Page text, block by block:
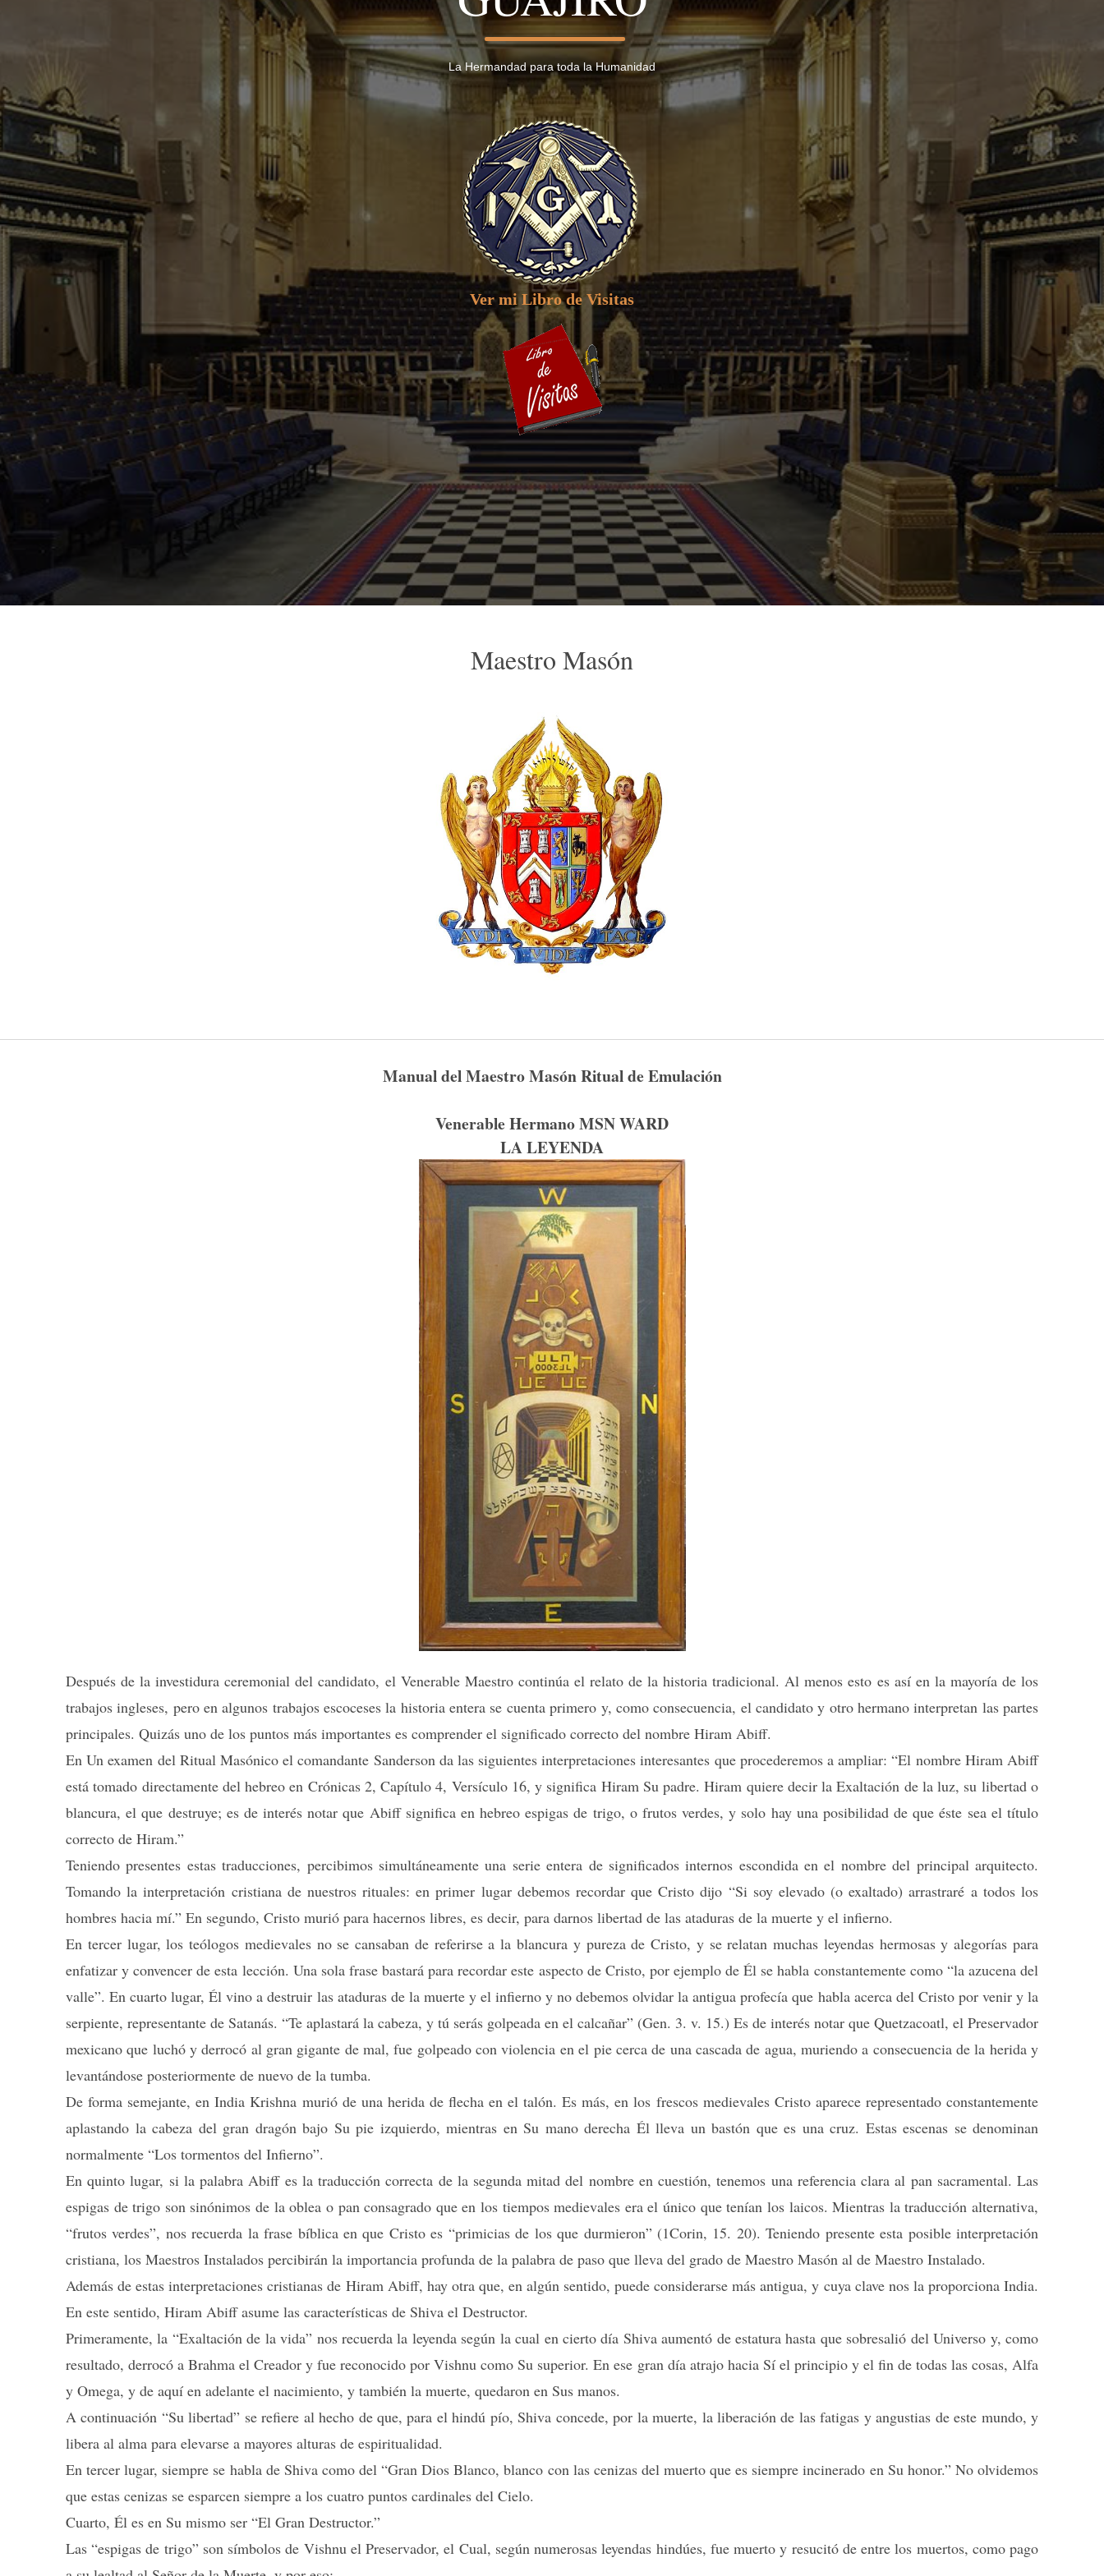
La Hermandad para toda la Humanidad
Ver mi Libro de Visitas
Maestro Masón
Manual del Maestro Masón Ritual de Emulación
Venerable Hermano MSN WARD
LA LEYENDA
Después de la investidura ceremonial del candidato, el Venerable Maestro continúa el relato de la historia tradicional. Al menos esto es así en la mayoría de los
trabajos ingleses, pero en algunos trabajos escoceses la historia entera se cuenta primero y, como consecuencia, el candidato y otro hermano interpretan las partes
principales. Quizás uno de los puntos más importantes es comprender el significado correcto del nombre Hiram Abiff.
En Un examen del Ritual Masónico el comandante Sanderson da las siguientes interpretaciones interesantes que procederemos a ampliar: “El nombre Hiram Abiff
está tomado directamente del hebreo en Crónicas 2, Capítulo 4, Versículo 16, y significa Hiram Su padre. Hiram quiere decir la Exaltación de la luz, su libertad o
blancura, el que destruye; es de interés notar que Abiff significa en hebreo espigas de trigo, o frutos verdes, y solo hay una posibilidad de que éste sea el título
correcto de Hiram.”
Teniendo presentes estas traducciones, percibimos simultáneamente una serie entera de significados internos escondida en el nombre del principal arquitecto.
Tomando la interpretación cristiana de nuestros rituales: en primer lugar debemos recordar que Cristo dijo “Si soy elevado (o exaltado) arrastraré a todos los
hombres hacia mí.” En segundo, Cristo murió para hacernos libres, es decir, para darnos libertad de las ataduras de la muerte y el infierno.
En tercer lugar, los teólogos medievales no se cansaban de referirse a la blancura y pureza de Cristo, y se relatan muchas leyendas hermosas y alegorías para
enfatizar y convencer de esta lección. Una sola frase bastará para recordar este aspecto de Cristo, por ejemplo de Él se habla constantemente como “la azucena del
valle”. En cuarto lugar, Él vino a destruir las ataduras de la muerte y el infierno y no debemos olvidar la antigua profecía que habla acerca del Cristo por venir y la
serpiente, representante de Satanás. “Te aplastará la cabeza, y tú serás golpeada en el calcañar” (Gen. 3. v. 15.) Es de interés notar que Quetzacoatl, el Preservador
mexicano que luchó y derrocó al gran gigante de mal, fue golpeado con violencia en el pie cerca de una cascada de agua, muriendo a consecuencia de la herida y
levantándose posteriormente de nuevo de la tumba.
De forma semejante, en India Krishna murió de una herida de flecha en el talón. Es más, en los frescos medievales Cristo aparece representado constantemente
aplastando la cabeza del gran dragón bajo Su pie izquierdo, mientras en Su mano derecha Él lleva un bastón que es una cruz. Estas escenas se denominan
normalmente “Los tormentos del Infierno”.
En quinto lugar, si la palabra Abiff es la traducción correcta de la segunda mitad del nombre en cuestión, tenemos una referencia clara al pan sacramental. Las
espigas de trigo son sinónimos de la oblea o pan consagrado que en los tiempos medievales era el único que tenían los laicos. Mientras la traducción alternativa,
“frutos verdes”, nos recuerda la frase bíblica en que Cristo es “primicias de los que durmieron” (1Corin, 15. 20). Teniendo presente esta posible interpretación
cristiana, los Maestros Instalados percibirán la importancia profunda de la palabra de paso que lleva del grado de Maestro Masón al de Maestro Instalado.
Además de estas interpretaciones cristianas de Hiram Abiff, hay otra que, en algún sentido, puede considerarse más antigua, y cuya clave nos la proporciona India.
En este sentido, Hiram Abiff asume las características de Shiva el Destructor.
Primeramente, la “Exaltación de la vida” nos recuerda la leyenda según la cual en cierto día Shiva aumentó de estatura hasta que sobresalió del Universo y, como
resultado, derrocó a Brahma el Creador y fue reconocido por Vishnu como Su superior. En ese gran día atrajo hacia Sí el principio y el fin de todas las cosas, Alfa
y Omega, y de aquí en adelante el nacimiento, y también la muerte, quedaron en Sus manos.
A continuación “Su libertad” se refiere al hecho de que, para el hindú pío, Shiva concede, por la muerte, la liberación de las fatigas y angustias de este mundo, y
libera al alma para elevarse a mayores alturas de espiritualidad.
En tercer lugar, siempre se habla de Shiva como del “Gran Dios Blanco, blanco con las cenizas del muerto que es siempre incinerado en Su honor.” No olvidemos
que estas cenizas se esparcen siempre a los cuatro puntos cardinales del Cielo.
Cuarto, Él es en Su mismo ser “El Gran Destructor.”
Las “espigas de trigo” son símbolos de Vishnu el Preservador, el Cual, según numerosas leyendas hindúes, fue muerto y resucitó de entre los muertos, como pago